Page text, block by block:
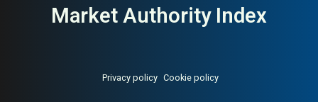
Market Authority Index
Privacy policy Cookie policy